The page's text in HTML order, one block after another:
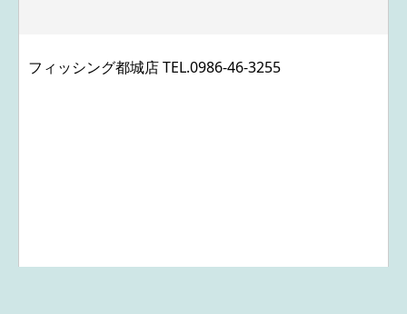
フィッシング都城店 TEL.0986-46-3255